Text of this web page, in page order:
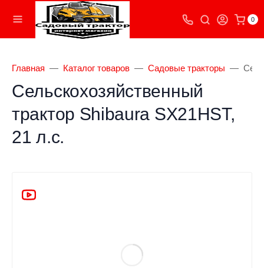
0
Главная Каталог товаров Садовые тракторы
Сельскохозяйственный
трактор Shibaura SX21HST,
21 л.с.